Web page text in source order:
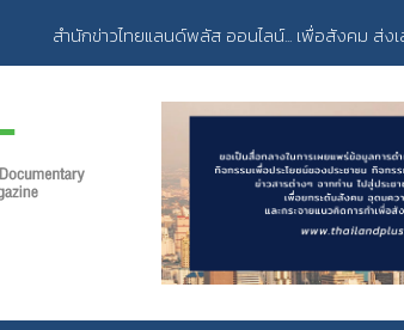
สำนักข่าวไทยแลนด์พลัส ออนไลน์... เพื่อสังคม ส่ง